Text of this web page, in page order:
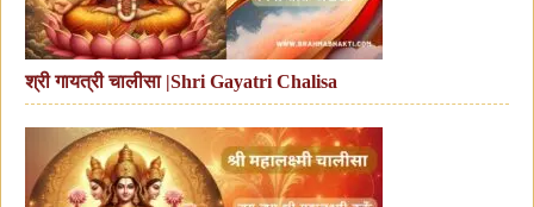
श्री गायत्री चालीसा |Shri Gayatri Chalisa